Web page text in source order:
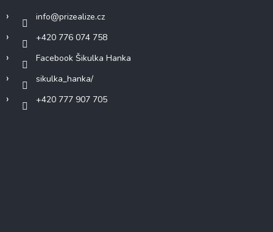
info@prizealize.cz
+420 776 074 758
Facebook Šikulka Hanka
sikulka_hanka/
+420 777 907 705